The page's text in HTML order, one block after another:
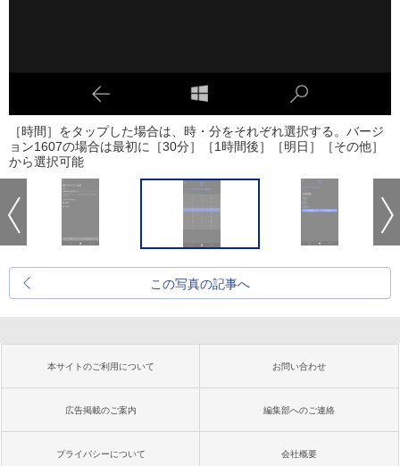
［時間］をタップした場合は、時・分をそれぞれ選択する。バージ
ョン1607の場合は最初に［30分］［1時間後］［明日］［その他］
から選択可能
この写真の記事へ
本サイトのご利用について お問い合わせ
広告掲載のご案内 編集部へのご連絡
プライバシーについて 会社概要